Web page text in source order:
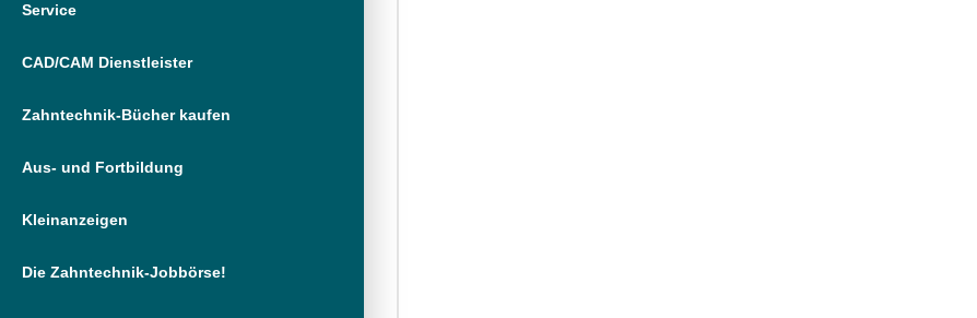
Service
CAD/CAM Dienstleister
Zahntechnik-Bücher kaufen
Aus- und Fortbildung
Kleinanzeigen
Die Zahntechnik-Jobbörse!